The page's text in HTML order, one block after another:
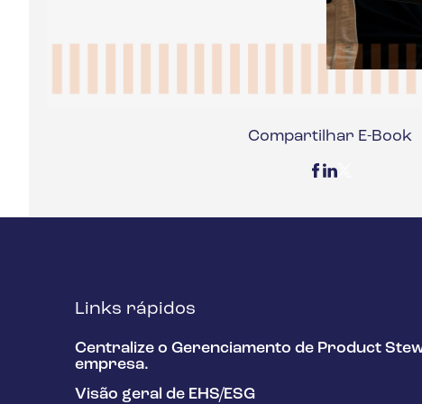
Compartilhar E-Book
Links rápidos
Centralize o Gerenciamento de Product
empresa.
Visão geral de EHS/ESG